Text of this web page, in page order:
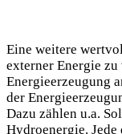
Eine ⁤weitere
externer Energie
Energieerzeugung
der‍
Dazu⁣ zählen u.a.
Hydroenergie. Jede